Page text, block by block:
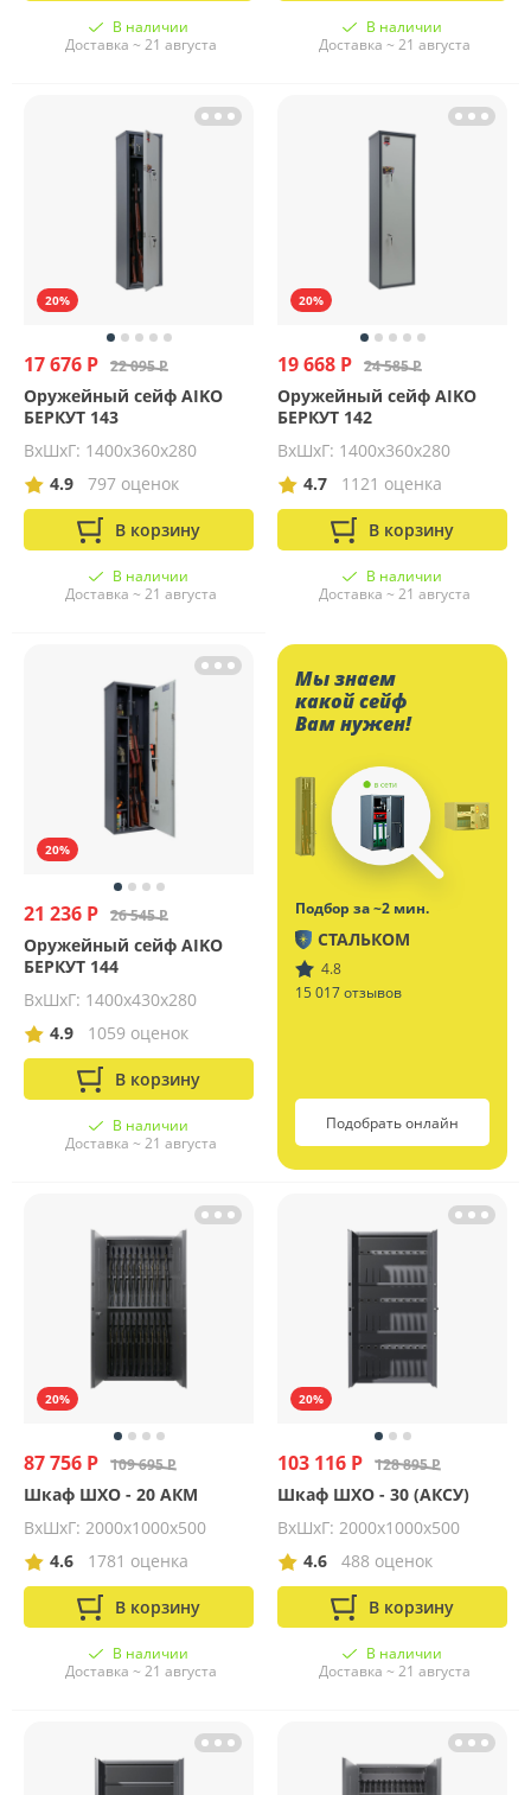
В наличии
Доставка ~ 21 августа
В наличии
Доставка ~ 21 августа
20%
17 676 Р 22 095 Р
Оружейный сейф AIKO
БЕРКУТ 143
ВхШхГ: 1400х360х280
4.9
797 оценок
В корзину
В наличии
Доставка ~ 21 августа
20%
19 668 Р 24 585 Р
Оружейный сейф AIKO
БЕРКУТ 142
ВхШхГ: 1400х360х280
4.7
1121 оценка
В корзину
В наличии
Доставка ~ 21 августа
20%
21 236 Р 26 545 Р
Оружейный сейф AIKO
БЕРКУТ 144
ВхШхГ: 1400х430х280
4.9
1059 оценок
В корзину
В наличии
Доставка ~ 21 августа
Мы знаем
какой сейф
Вам нужен!
Подбор за ~2 мин.
СТАЛЬКОМ
4.8
15 017 отзывов
Подобрать онлайн
20%
87 756 Р 109 695 Р
Шкаф ШХО - 20 АКМ
ВхШхГ: 2000х1000х500
4.6
1781 оценка
В корзину
В наличии
Доставка ~ 21 августа
20%
103 116 Р 128 895 Р
Шкаф ШХО - 30 (АКСУ)
ВхШхГ: 2000х1000х500
4.6
488 оценок
В корзину
В наличии
Доставка ~ 21 августа